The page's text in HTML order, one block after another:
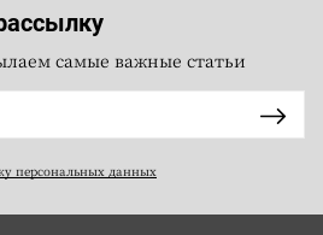
самые важные статьи
персональных данных